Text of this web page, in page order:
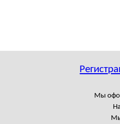
Мы